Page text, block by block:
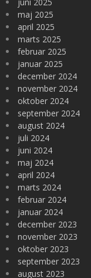
maj 2025
april 2025
marts 2025
februar 2025
januar 2025
december 2024
november 2024
oktober 2024
september 2024
august 2024
juli 2024
juni 2024
maj 2024
april 2024
marts 2024
februar 2024
januar 2024
december 2023
november 2023
oktober 2023
september 2023
august 2023